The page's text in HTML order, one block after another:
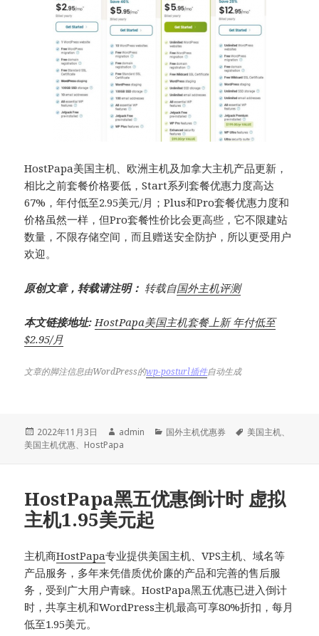
HostPapa美国主机、欧洲主机及加拿大主机产品更新，
相比之前套餐价格要低，Start系列套餐优惠力度高达
67%，年付低至2.95美元/月；Plus和Pro套餐优惠力度和
价格虽然一样，但Pro套餐性价比会更高些，它不限建站
数量，不限存储空间，而且赠送安全防护，所以更受用户
欢迎。
原创文章，转载请注明： 转载自国外主机评测
本文链接地址: HostPapa美国主机套餐上新 年付低至
$2.95/月
文章的脚注信息由WordPress的wp-posturl插件自动生成
发
布
2022年11月3日
作
者
admin
分
国外主机优惠券
标
美国主机、
美国主机优惠、 HostPapa
HostPapa黑五优惠倒计时 虚拟
主机1.95美元起
主机商HostPapa专业提供美国主机、VPS主机、域名等
产品服务，多年来凭借质优价廉的产品和完善的售后服
务，受到广大用户青睐。HostPapa黑五优惠已进入倒计
时，共享主机和WordPress主机最高可享80%折扣，每月
低至1.95美元。